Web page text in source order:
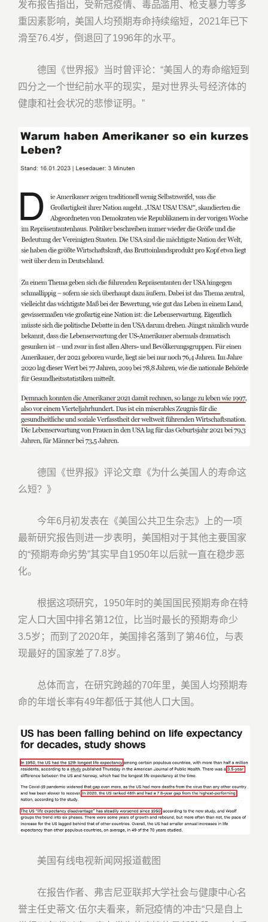
发布报告指出，受新冠疫情、毒品滥用、枪支暴力等多
重因素影响，美国人均预期寿命持续缩短，2021年已下
滑至76.4岁，倒退回了1996年的水平。
德国《世界报》当时曾评论：“美国人的寿命缩短到
四分之一个世纪前水平的现实，是对世界头号经济体的
健康和社会状况的悲惨证明。”
德国《世界报》评论文章《为什么美国人的寿命这
么短？》
今年6月初发表在《美国公共卫生杂志》上的一项
最新研究报告则进一步表明，美国相对于其他主要国家
的“预期寿命劣势”其实早自1950年以后就一直在稳步恶
化。
根据这项研究，1950年时的美国国民预期寿命在特
定人口大国中排名第12位，比当时最长的预期寿命少
3.5岁；而到了2020年，美国排名落到了第46位，与表
现最好的国家差了7.8岁。
总体而言，在研究跨越的70年里，美国人均预期寿
命的年增长率有49年都低于其他人口大国。
美国有线电视新闻网报道截图
在报告作者、弗吉尼亚联邦大学社会与健康中心名
誉主任史蒂文·伍尔夫看来，新冠疫情的冲击“只是自上